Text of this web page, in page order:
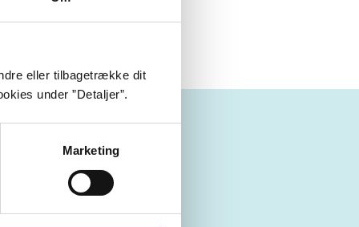
eller tilbagetrække dit
under ”Detaljer”.
Marketing